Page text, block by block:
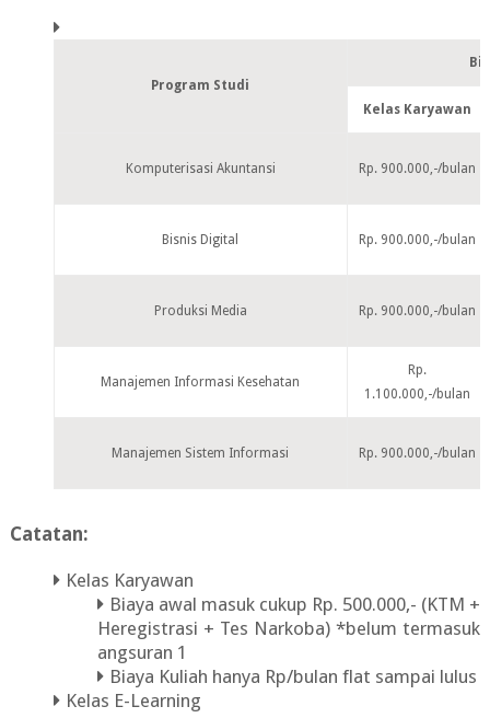
Program Studi
Kelas Karyawan
Komputerisasi Akuntansi Rp. 900.000,-/bulan
Bisnis Digital Rp. 900.000,-/bulan
Produksi Media Rp. 900.000,-/bulan
Manajemen Informasi Kesehatan
Rp.
1.100.000,-/bulan
Manajemen Sistem Informasi Rp. 900.000,-/bulan
Catatan:
Kelas Karyawan
Biaya awal masuk cukup Rp. 500.000,- (KTM +
Heregistrasi + Tes Narkoba) *belum termasuk
angsuran 1
Biaya Kuliah hanya Rp/bulan flat sampai lulus
Kelas E-Learning